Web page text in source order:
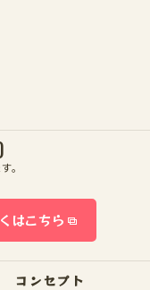
。
はこちら
コンセプト